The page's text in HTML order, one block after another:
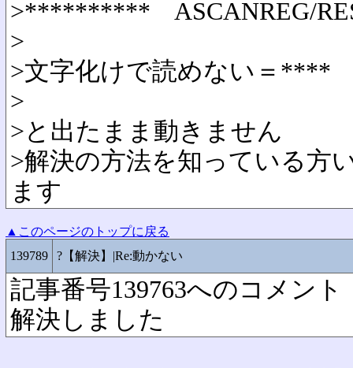
>********** ASCANREG/
>
>文字化けで読めない＝****
>
>と出たまま動きません
>解決の方法を知っている方
ます
▲このページのトップに戻る
139789
?【解決】|Re:動かない
記事番号139763へのコメント
解決しました